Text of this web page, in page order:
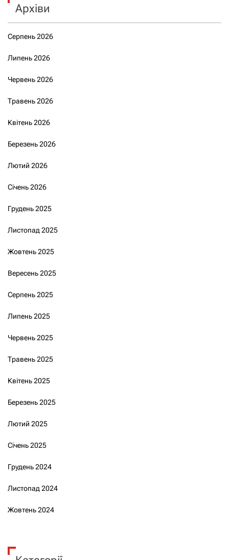
Архіви
Серпень 2026
Липень 2026
Червень 2026
Травень 2026
Квітень 2026
Березень 2026
Лютий 2026
Січень 2026
Грудень 2025
Листопад 2025
Жовтень 2025
Вересень 2025
Серпень 2025
Липень 2025
Червень 2025
Травень 2025
Квітень 2025
Березень 2025
Лютий 2025
Січень 2025
Грудень 2024
Листопад 2024
Жовтень 2024